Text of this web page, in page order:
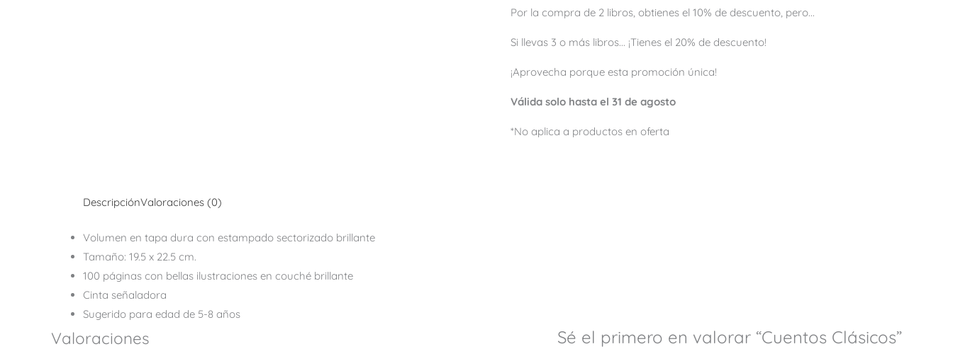
Por la compra de 2 libros, obtienes el 10% de descuento, pero...
Si llevas 3 o más libros... ¡Tienes el 20% de descuento!
¡Aprovecha porque esta promoción única!
Válida solo hasta el 31 de agosto
*No aplica a productos en oferta
DescripciónValoraciones (0)
Volumen en tapa dura con estampado sectorizado brillante
Tamaño: 19.5 x 22.5 cm.
100 páginas con bellas ilustraciones en couché brillante
Cinta señaladora
Sugerido para edad de 5-8 años
Valoraciones Sé el primero en valorar “Cuentos Clásicos”